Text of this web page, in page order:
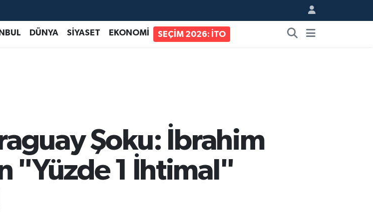
DÜNYA SİYASET EKONOMİ SEÇİM 2026: İTO
Şoku: İbrahim
"Yüzde 1 İhtimal"